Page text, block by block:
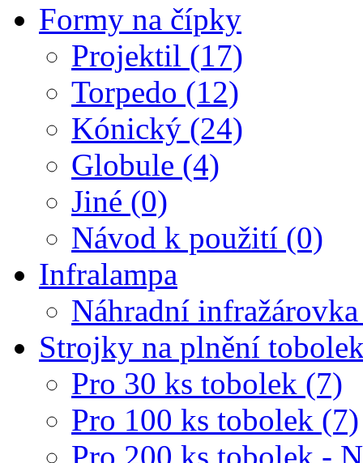
Formy na čípky
Projektil (17)
Torpedo (12)
Kónický (24)
Globule (4)
Jiné (0)
Návod k použití (0)
Infralampa
Náhradní
Strojky na plnění
Pro 30 ks tobolek (7)
Pro 100 ks tobolek (7)
Pro 200 ks tobolek -